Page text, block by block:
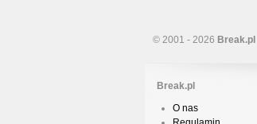
© 2001 - 2026 Break.pl
Break.pl
O nas